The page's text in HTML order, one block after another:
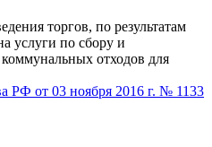
торгов, по результатам
услуги по сбору и
отходов для
РФ от 03 ноября 2016 г. № 1133